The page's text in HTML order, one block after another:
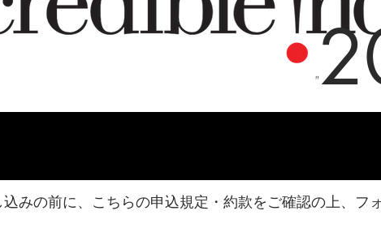
"
みの前に、こちらの申込規定・約款をご確認の上、フ